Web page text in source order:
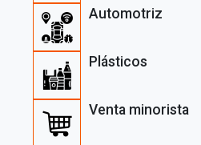
Automotriz
Plásticos
Venta minorista